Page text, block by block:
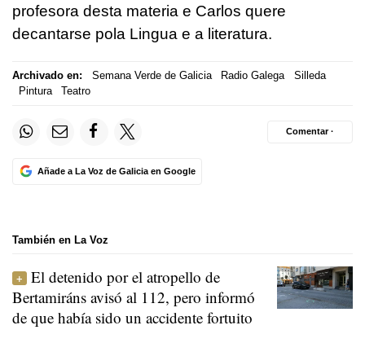
profesora desta materia e Carlos quere
decantarse pola Lingua e a literatura.
Archivado en: Semana Verde de Galicia Radio Galega
Silleda
Pintura
Teatro
Añade a La Voz de Galicia en Google
Comentar ·
También en La Voz
El detenido por el atropello de
Bertamiráns avisó al 112, pero informó
de que había sido un accidente fortuito